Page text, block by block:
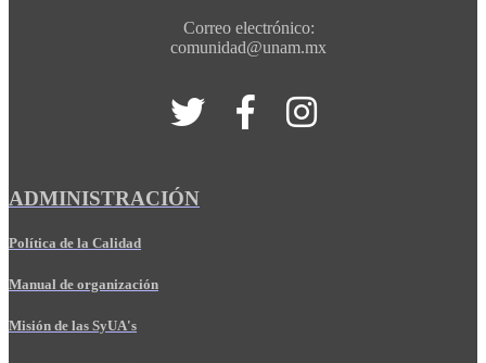
Correo electrónico:
comunidad@unam.mx
ADMINISTRACIÓN
Política de la Calidad
Manual de organización
Misión de las SyUA's